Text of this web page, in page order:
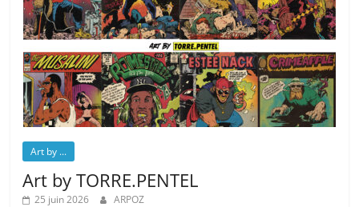
Art by ...
Art by TORRE.PENTEL
25 juin 2026 ARPOZ